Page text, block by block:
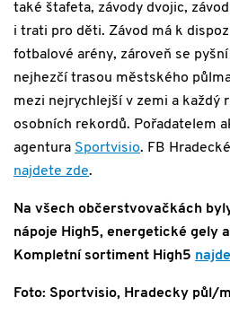
také štafeta, závody dvojic,
i trati pro děti. Závod má k
fotbalové arény, zároveň se
nejhezčí trasou městského
mezi nejrychlejší v zemi a každý
osobních rekordů. Pořadatelem
agentura Sportvisio. FB
najdete zde.
Na všech občerstvovačkách
nápoje High5, energetické gely
Kompletní sortiment High5
Foto: Sportvisio, Hradecky půl/